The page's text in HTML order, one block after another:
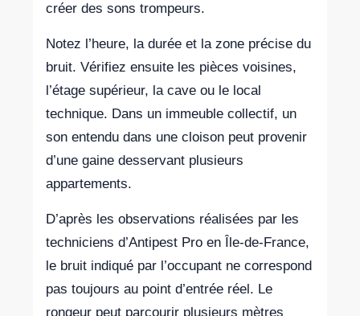
créer des sons trompeurs.
Notez l’heure, la durée et la zone précise du
bruit. Vérifiez ensuite les pièces voisines,
l’étage supérieur, la cave ou le local
technique. Dans un immeuble collectif, un
son entendu dans une cloison peut provenir
d’une gaine desservant plusieurs
appartements.
D’après les observations réalisées par les
techniciens d’Antipest Pro en Île-de-France,
le bruit indiqué par l’occupant ne correspond
pas toujours au point d’entrée réel. Le
rongeur peut parcourir plusieurs mètres